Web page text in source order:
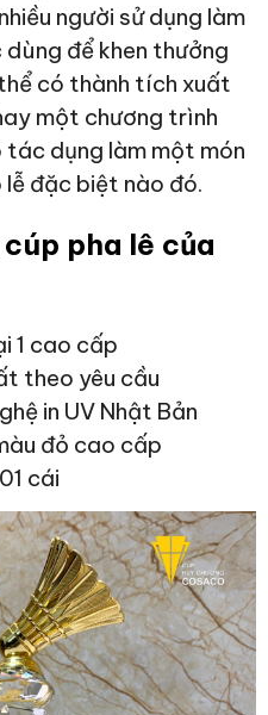
người sử dụng làm
để khen thưởng
có thành tích xuất
một chương trình
tác dụng làm một món
đặc biệt nào đó.
pha lê của
1 cao cấp
theo yêu cầu
in UV Nhật Bản
đỏ cao cấp
01 cái